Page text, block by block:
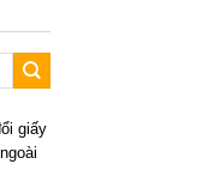
giấy